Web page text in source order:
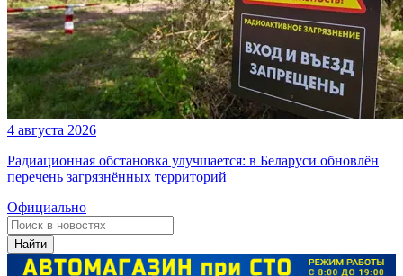
4 августа 2026
Радиационная обстановка улучшается: в Беларуси обновлён
перечень загрязнённых территорий
Официально
Найти